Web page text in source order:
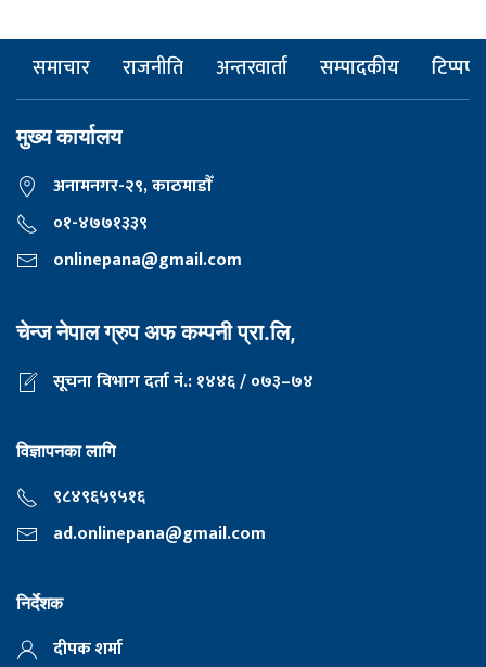
समाचार राजनीति अन्तरवार्ता सम्पादकीय टिप्पणी
मुख्य कार्यालय
अनामनगर-२९, काठमाडाैँ
०१-४७७१३३९
onlinepana@gmail.com
चेन्ज नेपाल ग्रुप अफ कम्पनी प्रा.लि,
सूचना विभाग दर्ता नं.: १४४६ / ०७३–७४
विज्ञापनका लागि
९८४९६५९५१६
ad.onlinepana@gmail.com
निर्देशक
दीपक शर्मा